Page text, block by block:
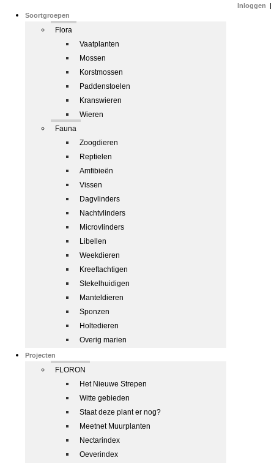
Soortgroepen
Flora
Vaatplanten
Mossen
Korstmossen
Paddenstoelen
Kranswieren
Wieren
Fauna
Zoogdieren
Reptielen
Amfibieën
Vissen
Dagvlinders
Nachtvlinders
Microvlinders
Libellen
Weekdieren
Kreeftachtigen
Stekelhuidigen
Manteldieren
Sponzen
Holtedieren
Overig marien
Projecten
FLORON
Het Nieuwe Strepen
Witte gebieden
Staat deze plant er nog?
Meetnet Muurplanten
Nectarindex
Oeverindex
Inloggen |